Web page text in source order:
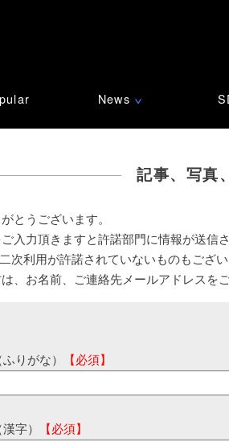
News ∨
記事、写真
とうございます。
入力頂きますと許諾部門に情報が送信
次利用が許諾されていないものもござ
、お名前、ご連絡先メールアドレスを
りがな） 【必須】
字） 【必須】